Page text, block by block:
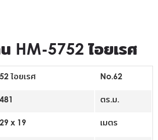
HM-5752 ไอยเรศ
ไอยเรศ No.62
481 ตร.ม.
29 x 19 เมตร